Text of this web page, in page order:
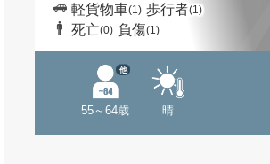
軽貨物車(1) 歩行者(1)
死亡(0) 負傷(1)
55～64歳
他
晴